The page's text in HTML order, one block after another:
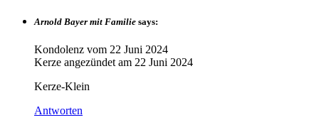
Arnold Bayer mit Familie says:
Kondolenz vom 22 Juni 2024
Kerze angezündet am 22 Juni 2024
Kerze-Klein
Antworten